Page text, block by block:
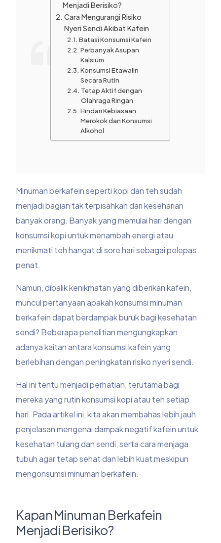
Menjadi Berisiko?
Cara Mengurangi Risiko
Nyeri Sendi Akibat Kafein
Batasi Konsumsi Kafein
Perbanyak Asupan
Kalsium
Konsumsi Etawalin
Secara Rutin
Tetap Aktif dengan
Olahraga Ringan
Hindari Kebiasaan
Merokok dan Konsumsi
Alkohol
Minuman berkafein seperti kopi dan teh sudah
menjadi bagian tak terpisahkan dari keseharian
banyak orang. Banyak yang memulai hari dengan
konsumsi kopi untuk menambah energi atau
menikmati teh hangat di sore hari sebagai pelepas
penat.
Namun, dibalik kenikmatan yang diberikan kafein,
muncul pertanyaan apakah konsumsi minuman
berkafein dapat berdampak buruk bagi kesehatan
sendi? Beberapa penelitian mengungkapkan
adanya kaitan antara konsumsi kafein yang
berlebihan dengan peningkatan risiko nyeri sendi.
Hal ini tentu menjadi perhatian, terutama bagi
mereka yang rutin konsumsi kopi atau teh setiap
hari. Pada artikel ini, kita akan membahas lebih jauh
penjelasan mengenai dampak negatif kafein untuk
kesehatan tulang dan sendi, serta cara menjaga
tubuh agar tetap sehat dan lebih kuat meskipun
mengonsumsi minuman berkafein.
Kapan Minuman Berkafein
Menjadi Berisiko?